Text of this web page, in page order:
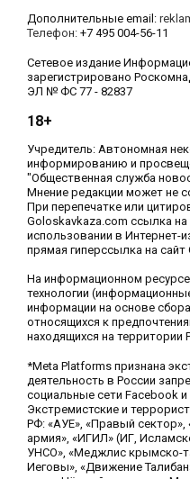
Дополнительные email:
Телефон: +7 495 004-56-11
Сетевое издание
зарегистрировано
ЭЛ № ФС 77 - 82837
18+
Учредитель: Автономная
информированию и
"Общественная служба
Мнение редакции может не
При перепечатке или
Goloskavkaza.com ссылка на
использовании в Интернет-
прямая гиперссылка на
На информационном
технологии
информации на основе
относящихся к
находящихся на территории
*Meta Platforms признана
деятельность в России
социальные сети Facebook
Экстремистские и
РФ: «АУЕ», «Правый сектор»,
армия», «ИГИЛ» (ИГ,
УНСО», «Меджлис крымско-
Иеговы», «Движение